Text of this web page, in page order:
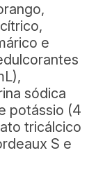
e
sódica
potássio (4
tricálcico
S e